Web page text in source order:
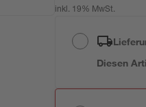
inkl. 19% MwSt.
Diesen